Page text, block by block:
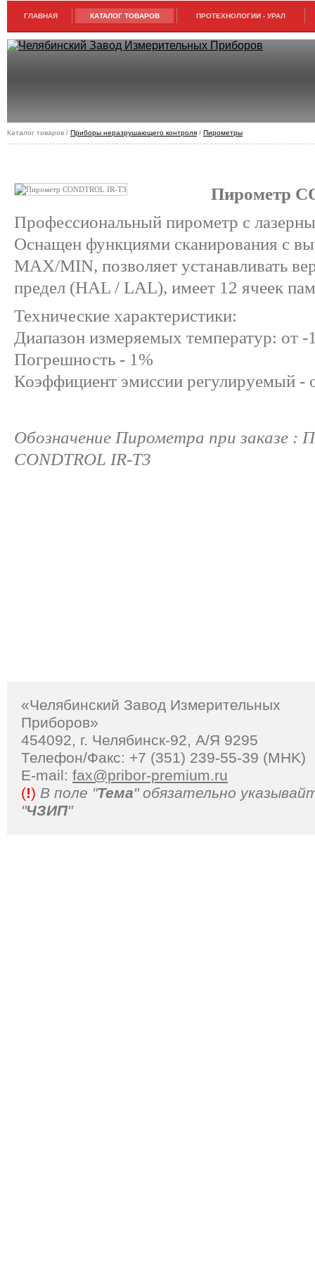
ГЛАВНАЯ КАТАЛОГ ТОВАРОВ ПРОТЕХНОЛОГИИ - УРАЛ
Каталог товаров / Приборы неразрушающего контроля / Пирометры
Пирометр
Профессиональный пирометр с
Оснащен функциями сканирования с
MAX/MIN, позволяет устанавливать
предел (HAL / LAL), имеет 12 ячеек
Технические характеристики:
Диапазон измеряемых температур: от -
Погрешность - 1%
Коэффициент эмиссии регулируемый -
Обозначение Пирометра при заказе :
CONDTROL IR-T3
«Челябинский Завод Измерительных
Приборов»
454092, г. Челябинск-92, А/Я 9295
Телефон/Факс: +7 (351) 239-55-39 (MHK)
Е-mail: fax@pribor-premium.ru
(!) В поле "Тема" обязательно
"ЧЗИП"